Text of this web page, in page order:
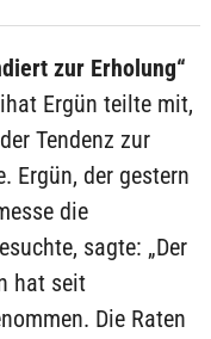
zur Erholung“
Ergün teilte mit,
Tendenz zur
Ergün, der gestern
die
sagte: „Der
hat seit
Die Raten